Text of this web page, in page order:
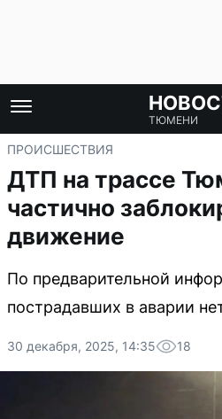
ТЮМЕНИ
ПРОИСШЕСТВИЯ
ДТП на трассе
частично
движение
По предварительной
пострадавших в аварии
30 декабря, 2025, 14:35 18